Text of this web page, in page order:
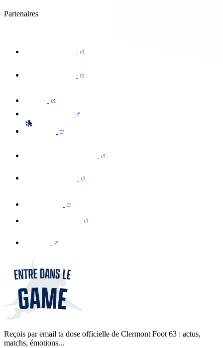
Partenaires
Reçois par email ta dose officielle de Clermont Foot 63 : actus,
matchs, émotions...